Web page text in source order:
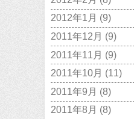
2012年1月 (9)
2011年12月 (9)
2011年11月 (9)
2011年10月 (11)
2011年9月 (8)
2011年8月 (8)